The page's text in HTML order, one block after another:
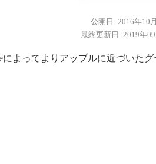
公開日: 2016年10
最終更新日: 2019年09
によってよりアップルに近づいた